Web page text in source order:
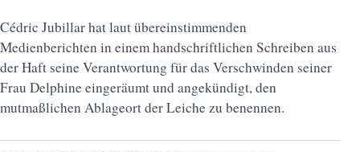
Cédric Jubillar hat laut übereinstimmenden
Medienberichten in einem handschriftlichen Schreiben aus
der Haft seine Verantwortung für das Verschwinden seiner
Frau Delphine eingeräumt und angekündigt, den
mutmaßlichen Ablageort der Leiche zu benennen.